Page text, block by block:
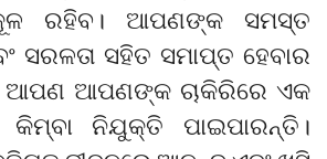
ରହିବ। ଆପଣଙ୍କ ସମସ୍ତ
ସରଳତା ସହିତ ସମାପ୍ତ ହେବାର
ଆପଣ ଆପଣଙ୍କ ଚାକିରିରେ ଏକ
ନିଯୁକ୍ତି ପାଇପାରନ୍ତି।